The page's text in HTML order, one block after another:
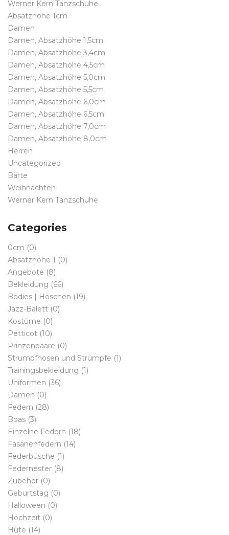
Werner Kern Tanzschuhe
Absatzhöhe 1cm
Damen
Damen, Absatzhöhe 1,5cm
Damen, Absatzhöhe 3,4cm
Damen, Absatzhöhe 4,5cm
Damen, Absatzhöhe 5,0cm
Damen, Absatzhöhe 5,5cm
Damen, Absatzhöhe 6,0cm
Damen, Absatzhöhe 6,5cm
Damen, Absatzhöhe 7,0cm
Damen, Absatzhöhe 8,0cm
Herren
Uncategorized
Bärte
Weihnachten
Werner Kern Tanzschuhe
Categories
0cm (0)
Absatzhöhe 1 (0)
Angebote (8)
Bekleidung (66)
Bodies | Höschen (19)
Jazz-Balett (0)
Kostüme (0)
Petticot (10)
Prinzenpaare (0)
Strumpfhosen und Strümpfe (1)
Trainingsbekleidung (1)
Uniformen (36)
Damen (0)
Federn (28)
Boas (3)
Einzelne Federn (18)
Fasanenfedern (14)
Federbüsche (1)
Federnester (8)
Zubehör (0)
Geburtstag (0)
Halloween (0)
Hochzeit (0)
Hüte (14)